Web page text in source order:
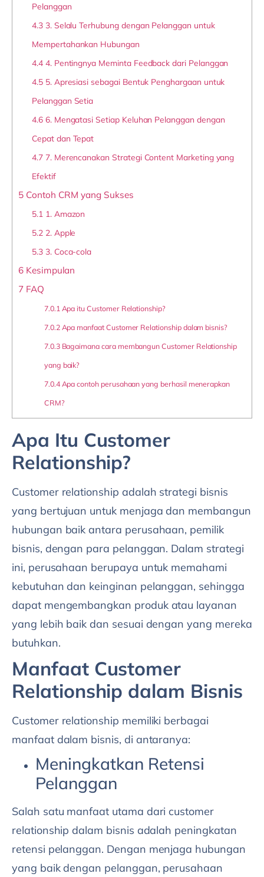
Pelanggan
4.33. Selalu Terhubung dengan Pelanggan untuk
Mempertahankan Hubungan
4.44. Pentingnya Meminta Feedback dari Pelanggan
4.55. Apresiasi sebagai Bentuk Penghargaan untuk
Pelanggan Setia
4.66. Mengatasi Setiap Keluhan Pelanggan dengan
Cepat dan Tepat
4.77. Merencanakan Strategi Content Marketing yang
Efektif
5Contoh CRM yang Sukses
5.1 1. Amazon
5.2 2. Apple
5.33. Coca-cola
6Kesimpulan
7FAQ
7.0.1 Apa itu Customer Relationship?
7.0.2Apa manfaat Customer Relationship dalam bisnis?
7.0.3Bagaimana cara membangun Customer Relationship
yang baik?
7.0.4Apa contoh perusahaan yang berhasil menerapkan
CRM?
Apa Itu Customer
Relationship?
Customer relationship adalah strategi bisnis
yang bertujuan untuk menjaga dan membangun
hubungan baik antara perusahaan, pemilik
bisnis, dengan para pelanggan. Dalam strategi
ini, perusahaan berupaya untuk memahami
kebutuhan dan keinginan pelanggan, sehingga
dapat mengembangkan produk atau layanan
yang lebih baik dan sesuai dengan yang mereka
butuhkan.
Manfaat Customer
Relationship dalam Bisnis
Customer relationship memiliki berbagai
manfaat dalam bisnis, di antaranya:
Meningkatkan Retensi
Pelanggan
Salah satu manfaat utama dari customer
relationship dalam bisnis adalah peningkatan
retensi pelanggan. Dengan menjaga hubungan
yang baik dengan pelanggan, perusahaan